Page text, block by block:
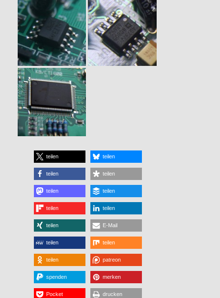
teilen teilen
teilen teilen
teilen teilen
teilen teilen
teilen E-Mail
teilen teilen
teilen patreon
spenden merken
Pocket drucken